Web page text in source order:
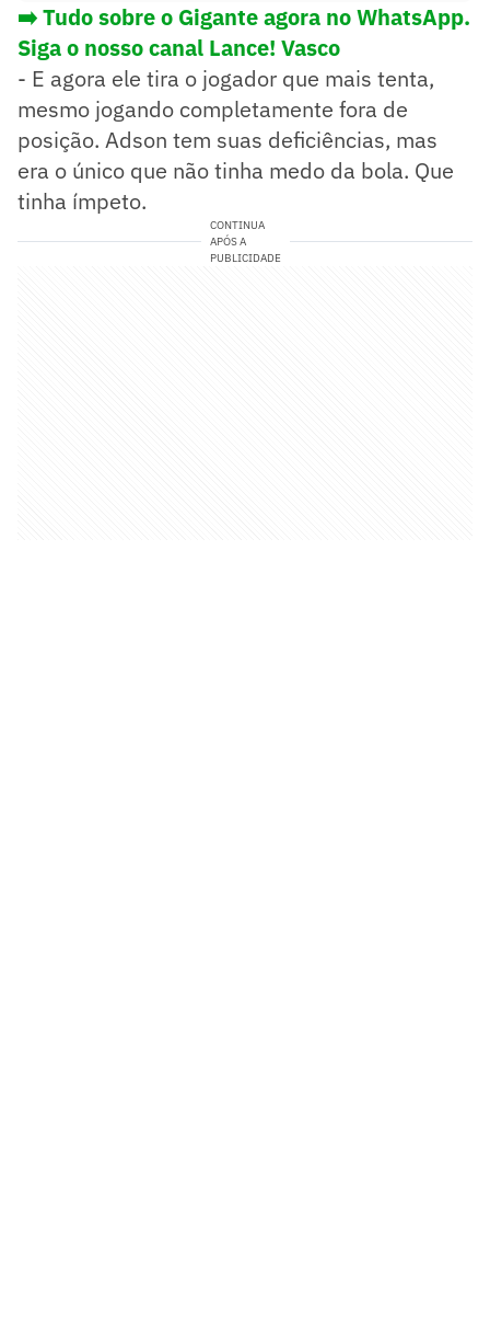
➡️ Tudo sobre o Gigante agora no WhatsApp.
Siga o nosso canal Lance! Vasco
- E agora ele tira o jogador que mais tenta,
mesmo jogando completamente fora de
posição. Adson tem suas deficiências, mas
era o único que não tinha medo da bola. Que
tinha ímpeto.
CONTINUA
APÓS A
PUBLICIDADE